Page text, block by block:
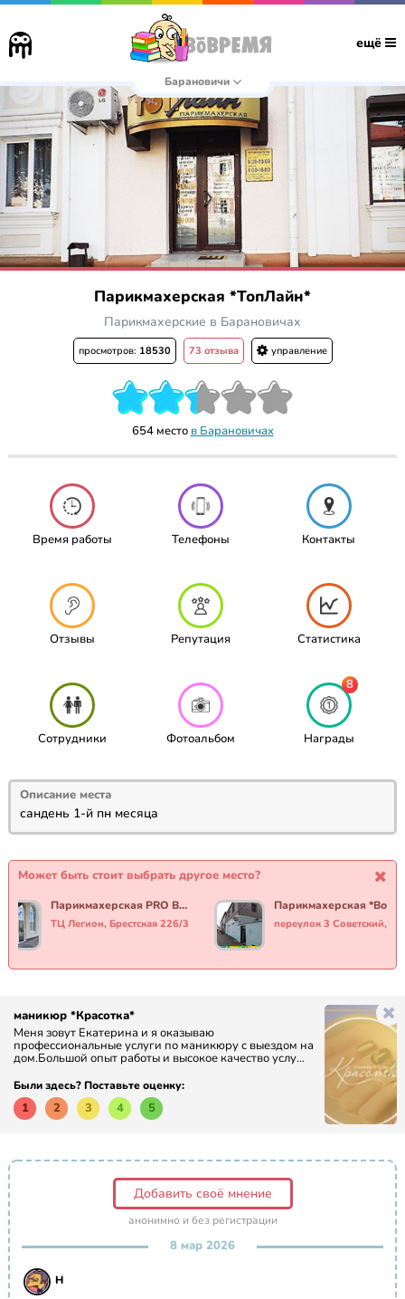
ещё
Барановичи
Парикмахерская *ТопЛайн*
Парикмахерские в Барановичах
просмотров: 18530 73 отзыва управление
654 место в Барановичах
Время работы Телефоны Контакты
Отзывы Репутация Статистика
Сотрудники Фотоальбом
8
Награды
Описание места
сандень 1-й пн месяца
Может быть стоит выбрать другое место?
Парикмахерская PRO ВОЛОСЫ
ТЦ Легион, Брестская 226/3 переулок 3 Советский, 2
маникюр *Красотка*
Меня зовут Екатерина и я оказываю
профессиональные услуги по маникюру с выездом на
дом.Большой опыт работы и высокое качество услу...
Были здесь? Поставьте оценку:
1 2 3 4 5
Добавить своё мнение
анонимно и без регистрации
8 мар 2026
Н